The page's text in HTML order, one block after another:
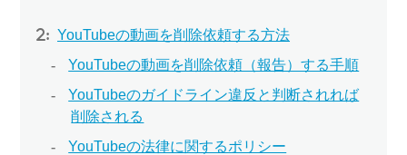
YouTubeの動画を削除依頼する方法
YouTubeの動画を削除依頼（報告）する手順
YouTubeのガイドライン違反と判断されれば
削除される
YouTubeの法律に関するポリシー